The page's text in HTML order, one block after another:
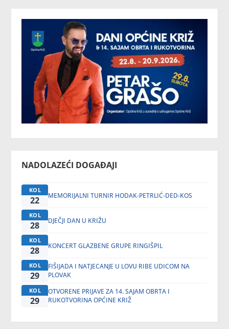
NADOLAZEĆI DOGAĐAJI
KOL
22 MEMORIJALNI TURNIR HODAK-PETRLIĆ-DED-KOS
KOL
28 DJEČJI DAN U KRIŽU
KOL
28 KONCERT GLAZBENE GRUPE RINGIŠPIL
KOL
29
FIŠIJADA I NATJECANJE U LOVU RIBE UDICOM NA
PLOVAK
KOL
29
OTVORENE PRIJAVE ZA 14. SAJAM OBRTA I
RUKOTVORINA OPĆINE KRIŽ